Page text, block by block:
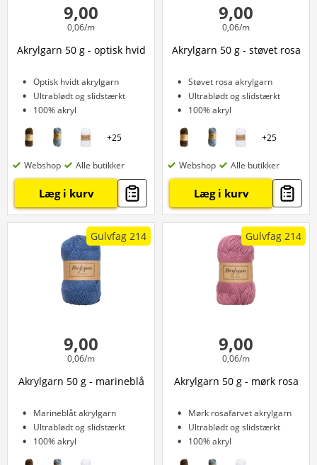
9,00
0,06/m
Akrylgarn 50 g - optisk hvid
Optisk hvidt akrylgarn
Ultrablødt og slidstærkt
100% akryl
+25
Webshop Alle butikker
Læg i kurv
9,00
0,06/m
Akrylgarn 50 g - støvet rosa
Støvet rosa akrylgarn
Ultrablødt og slidstærkt
100% akryl
+25
Webshop Alle butikker
Læg i kurv
Gulvfag 214
9,00
0,06/m
Akrylgarn 50 g - marineblå
Marineblåt akrylgarn
Ultrablødt og slidstærkt
100% akryl
Gulvfag 214
9,00
0,06/m
Akrylgarn 50 g - mørk rosa
Mørk rosafarvet akrylgarn
Ultrablødt og slidstærkt
100% akryl